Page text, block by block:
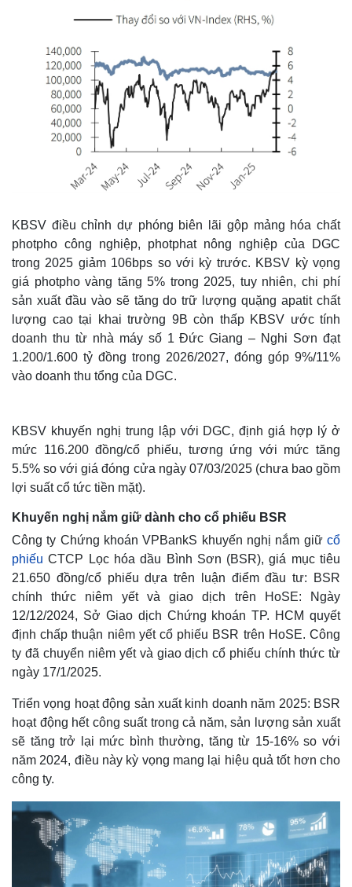
Quan sát
Cuộc sống đó đây
Hồ sơ
Multimedia
Video
E-Magazine
KBSV điều chỉnh dự phóng biên lãi gộp mảng hóa chất
photpho công nghiệp, photphat nông nghiệp của DGC
trong 2025 giảm 106bps so với kỳ trước. KBSV kỳ vọng
giá photpho vàng tăng 5% trong 2025, tuy nhiên, chi phí
sản xuất đầu vào sẽ tăng do trữ lượng quặng apatit chất
lượng cao tại khai trường 9B còn thấp KBSV ước tính
doanh thu từ nhà máy số 1 Đức Giang – Nghi Sơn đạt
1.200/1.600 tỷ đồng trong 2026/2027, đóng góp 9%/11%
vào doanh thu tổng của DGC.
KBSV khuyến nghị trung lập với DGC, định giá hợp lý ở
mức 116.200 đồng/cổ phiếu, tương ứng với mức tăng
5.5% so với giá đóng cửa ngày 07/03/2025 (chưa bao gồm
lợi suất cổ tức tiền mặt).
Khuyến nghị nắm giữ dành cho cổ phiếu BSR
Công ty Chứng khoán VPBankS khuyến nghị nắm giữ cổ
phiếu CTCP Lọc hóa dầu Bình Sơn (BSR), giá mục tiêu
21.650 đồng/cổ phiếu dựa trên luận điểm đầu tư: BSR
chính thức niêm yết và giao dịch trên HoSE: Ngày
12/12/2024, Sở Giao dịch Chứng khoán TP. HCM quyết
định chấp thuận niêm yết cổ phiếu BSR trên HoSE. Công
ty đã chuyển niêm yết và giao dịch cổ phiếu chính thức từ
ngày 17/1/2025.
Triển vọng hoạt động sản xuất kinh doanh năm 2025: BSR
hoạt động hết công suất trong cả năm, sản lượng sản xuất
sẽ tăng trở lại mức bình thường, tăng từ 15-16% so với
năm 2024, điều này kỳ vọng mang lại hiệu quả tốt hơn cho
công ty.